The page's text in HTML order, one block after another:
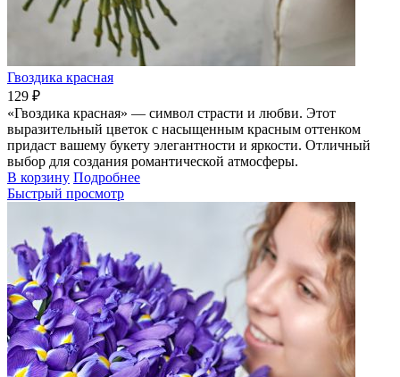
Гвоздика красная
129 ₽
«Гвоздика красная» — символ страсти и любви. Этот
выразительный цветок с насыщенным красным оттенком
придаст вашему букету элегантности и яркости. Отличный
выбор для создания романтической атмосферы.
В корзину Подробнее
Быстрый просмотр